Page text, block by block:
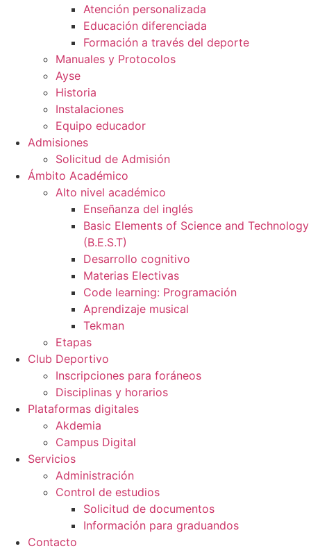
Atención personalizada
Educación diferenciada
Formación a través del deporte
Manuales y Protocolos
Ayse
Historia
Instalaciones
Equipo educador
Admisiones
Solicitud de Admisión
Ámbito Académico
Alto nivel académico
Enseñanza del inglés
Basic Elements of Science and Technology
(B.E.S.T)
Desarrollo cognitivo
Materias Electivas
Code learning: Programación
Aprendizaje musical
Tekman
Etapas
Club Deportivo
Inscripciones para foráneos
Disciplinas y horarios
Plataformas digitales
Akdemia
Campus Digital
Servicios
Administración
Control de estudios
Solicitud de documentos
Información para graduandos
Contacto